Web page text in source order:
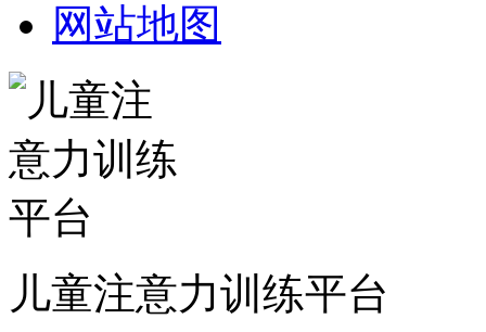
网站地图
儿童注意力训练平台